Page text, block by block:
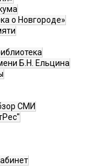
о Новгороде»
Б.Н. Ельцина
СМИ